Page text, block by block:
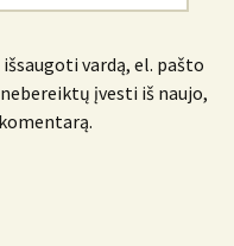
vardą, el. pašto
įvesti iš naujo,